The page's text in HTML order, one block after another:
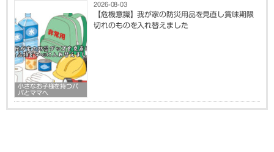
小さなお子様を持つパ
パとママへ
2026-08-03
【危機意識】我が家の防災用品を見直し賞味期限
切れのものを入れ替えました